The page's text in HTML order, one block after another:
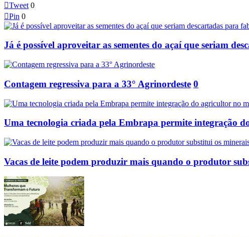
Tweet 0
Pin 0
Já é possível aproveitar as sementes do açaí que seriam
Contagem regressiva para a 33° Agrinordeste 0
Uma tecnologia criada pela Embrapa permite integração
Vacas de leite podem produzir mais quando o produtor